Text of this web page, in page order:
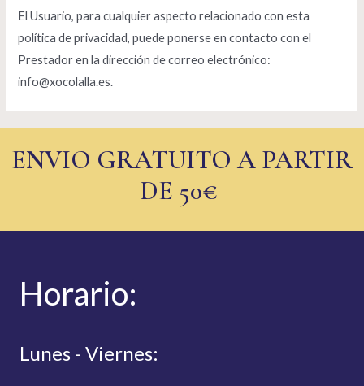
El Usuario, para cualquier aspecto relacionado con esta
política de privacidad, puede ponerse en contacto con el
Prestador en la dirección de correo electrónico:
info@xocolalla.es.
ENVIO GRATUITO A PARTIR
DE 50€
Horario:
Lunes - Viernes: